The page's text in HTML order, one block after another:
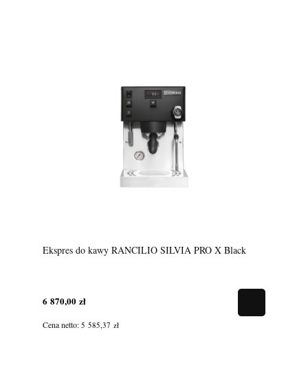
Ekspres do kawy RANCILIO SILVIA PRO X Black
6 870,00 zł
Cena netto: 5 585,37 zł